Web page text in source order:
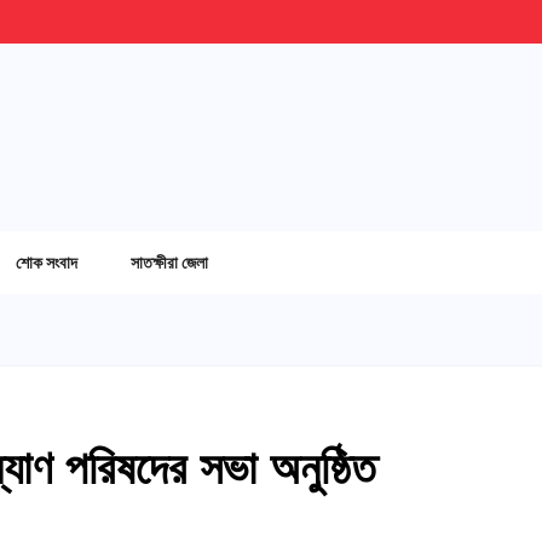
শোক সংবাদ সাতক্ষীরা জেলা
পরিষদের সভা অনুষ্ঠিত